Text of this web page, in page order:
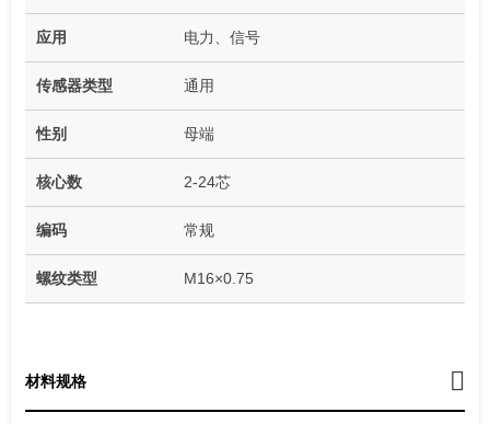
应用 电力、信号
传感器类型 通用
性别 母端
核心数 2-24芯
编码 常规
螺纹类型 M16×0.75
材料规格